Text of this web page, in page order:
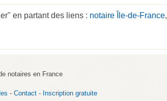
en partant des liens : notaire Île-de-France,
notaires en France
- Contact - Inscription gratuite